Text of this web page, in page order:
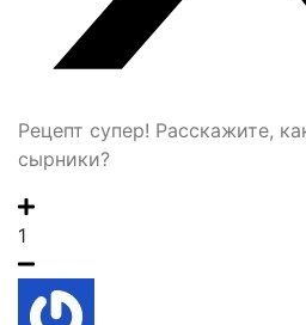
Рецепт супер! Расскажите,
сырники?
1